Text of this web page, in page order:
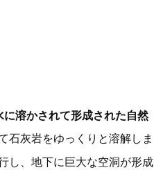
溶かされて形成された自然
石灰岩をゆっくりと溶解しま
し、地下に巨大な空洞が形成